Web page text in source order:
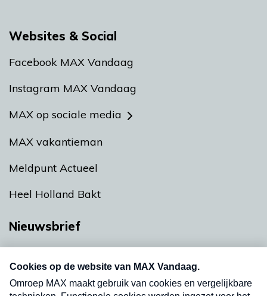
Websites & Social
Facebook MAX Vandaag
Instagram MAX Vandaag
MAX op sociale media
MAX vakantieman
Meldpunt Actueel
Heel Holland Bakt
Nieuwsbrief
Neem hier een gratis abonnement op onze
nieuwsbrief. Elke vrijdag- en dinsdagochtend in
uw mailbox.